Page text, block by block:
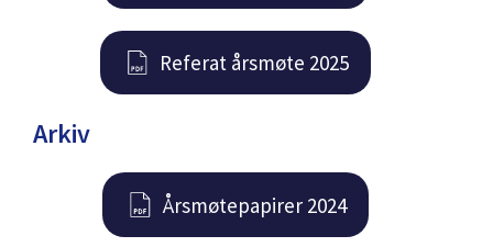
Referat årsmøte 2025
Arkiv
Årsmøtepapirer 2024